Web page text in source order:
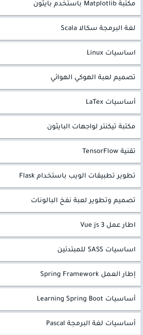
مكتبة Matplotlib باستخدم بايثون
لغة البرمجة سكالا Scala
اساسيات Linux
تصميم لعبة الهوكي الهوائي
أساسيات LaTex
مكتبة تيكنتر لواجهات البايثون
تقنية TensorFlow
تطوير تطبيقات الويب باستخدام Flask
تصميم وتطوير لعبة نفخ البالونات
اطار عمل Vue js 3
اساسيات SASS للمبتدئين
إطار العمل Spring Framework
أساسيات Learning Spring Boot
أساسيات لغة البرمجة Pascal